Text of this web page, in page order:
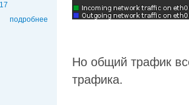
подробнее
Но общий трафик
трафика.